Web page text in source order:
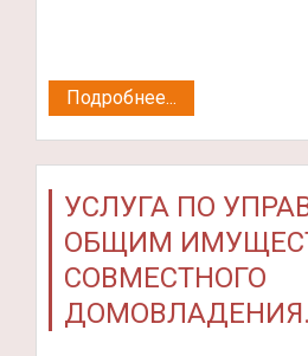
Подробнее...
УСЛУГА ПО
ОБЩИМ
СОВМЕСТНОГО
ДОМОВЛАДЕНИЯ.